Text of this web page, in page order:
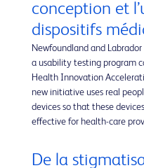
conception et
dispositifs
Newfoundland and
a usability testing program
Health Innovation
new initiative uses real
devices so that these
effective for health-care
De la